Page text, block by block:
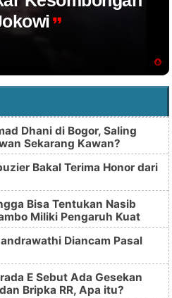
Dhani di Bogor, Saling
Sekarang Kawan?
Bakal Terima Honor dari
Bisa Tentukan Nasib
Miliki Pengaruh Kuat
Diancam Pasal
E Sebut Ada Gesekan
Bripka RR, Apa itu?